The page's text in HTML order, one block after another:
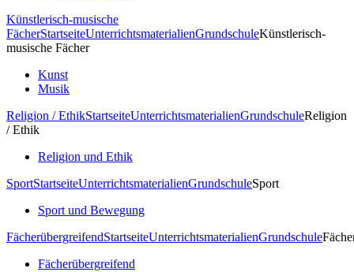
Künstlerisch-musische
FächerStartseiteUnterrichtsmaterialienGrundschuleKünstlerisch-
musische Fächer
Kunst
Musik
Religion / EthikStartseiteUnterrichtsmaterialienGrundschuleReligion
/ Ethik
Religion und Ethik
SportStartseiteUnterrichtsmaterialienGrundschuleSport
Sport und Bewegung
FächerübergreifendStartseiteUnterrichtsmaterialienGrundschule
Fächerübergreifend